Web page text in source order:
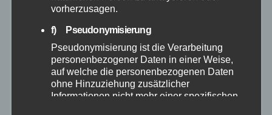
Mai 2025
April 2025
März 2025
vorherzusagen.
f) Pseudonymisierung
Pseudonymisierung ist die Verarbeitung
personenbezogener Daten in einer Weise,
auf welche die personenbezogenen Daten
ohne Hinzuziehung zusätzlicher
Informationen nicht mehr einer spezifischen